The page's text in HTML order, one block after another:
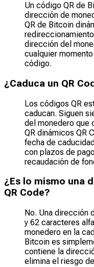
Un código QR de
dirección de
QR de Bitcoin
dirección del
cualquier
código.
¿Caduca un QR
Los códigos QR
caducan. Siguen
del monedero que
QR dinámicos QR
fecha de
con plazos de
recaudación de
¿Es lo mismo una
QR Code?
No. Una dirección
y 62 caracteres
monedero en la
Bitcoin es
contiene la
elimina el riesgo